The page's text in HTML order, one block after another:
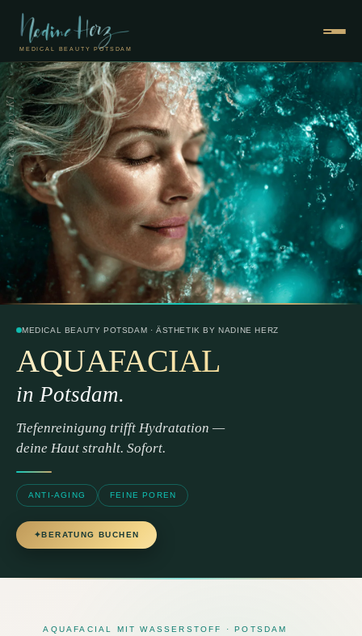
Zum
Inhalt
springen
MEDICAL BEAUTY POTSDAM
Design by KI
MEDICAL BEAUTY POTSDAM · ÄSTHETIK BY NADINE HERZ
AQUAFACIAL
in Potsdam.
Tiefenreinigung trifft Hydratation —
deine Haut strahlt. Sofort.
ANTI-AGING FEINE POREN
BERATUNG BUCHEN
AQUAFACIAL MIT WASSERSTOFF · POTSDAM